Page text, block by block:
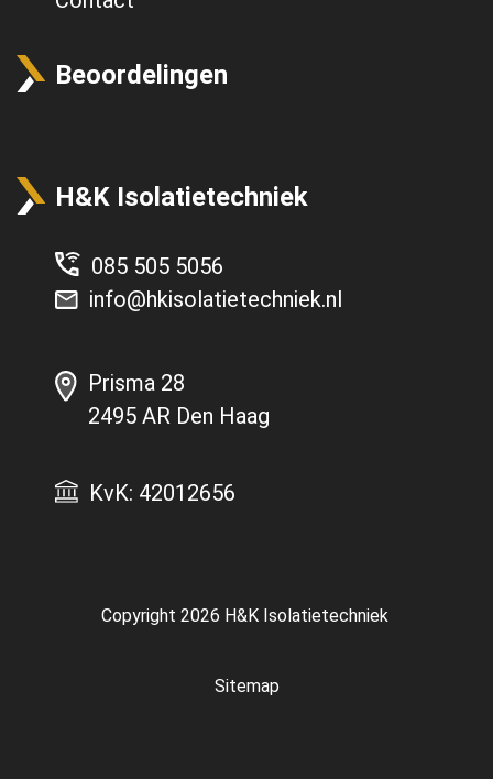
Beoordelingen
H&K Isolatietechniek
085 505 5056
info@hkisolatietechniek.nl
Prisma 28
2495 AR Den Haag
KvK: 42012656
Copyright 2026 H&K Isolatietechniek
Sitemap